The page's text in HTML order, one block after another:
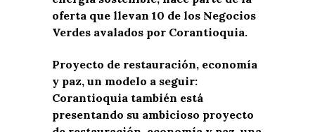
oferta que llevan 10 de los Negocios
Verdes avalados por Corantioquia.
Proyecto de restauración, economía
y paz, un modelo a seguir:
Corantioquia también está
presentando su ambicioso proyecto